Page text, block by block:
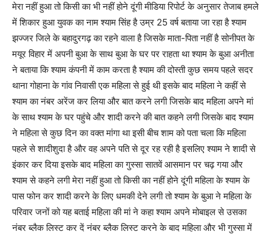
मेरा नहीं हुआ तो किसी का भी नहीं होने दूंगी मीडिया रिपोर्ट के अनुसार तेजाब हमले
में शिकार हुआ युवक का नाम श्याम सिंह है उम्र 25 वर्ष बताया जा रहा है श्याम
झज्जर जिले के बहादुरगढ़ का रहने वाला है जिसके माता-पिता नहीं है सोनीपत के
मयूर विहार में अपनी बुआ के साथ बुआ के घर पर राहता था श्याम के बुआ अनीता
ने बताया कि श्याम कंपनी में काम करता है श्याम की दोस्ती कुछ समय पहले सदर
थाना गोहाना के गांव निवासी एक महिला से हुई थी इसके बाद महिला ने कहीं से
श्याम का नंबर अरेंज कर लिया और बात करने लगी जिसके बाद महिला अपने मां
के साथ श्याम के घर पहुंचे और शादी करने की बात कहने लगी जिसके बाद श्याम
ने महिला से कुछ दिन का वक्त मांगा था इसी बीच शाम को पता चला कि महिला
पहले से शादीशुदा है और वह अपने पति से दूर रह रही है इसलिए श्याम ने शादी से
इंकार कर दिया इसके बाद महिला का गुस्सा सातवें आसमान पर चढ़ गया और
श्याम से कहने लगी मेरा नहीं हुआ तो किसी का नहीं होने दूंगी महिला के श्याम के
पास फोन कर शादी करने के लिए धमकी देने लगी तो श्याम के बुआ ने महिला के
परिवार जनों को यह बताई महिला की मां ने कहा श्याम अपने मोबाइल से उसका
नंबर ब्लैक लिस्ट कर दें नंबर ब्लैक लिस्ट करने के बाद महिला और भी गुस्सा में